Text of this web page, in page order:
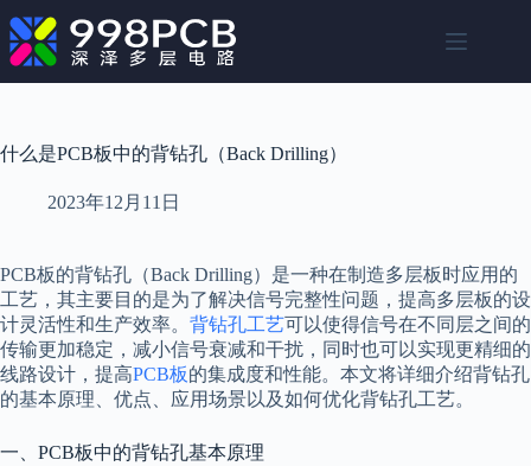
至
内
容
什么是PCB板中的背钻孔（Back Drilling）
2023年12月11日
PCB板的背钻孔（Back Drilling）是一种在制造多层板时应用的
工艺，其主要目的是为了解决信号完整性问题，提高多层板的设
计灵活性和生产效率。 背钻孔工艺可以使得信号在不同层之间的
传输更加稳定，减小信号衰减和干扰，同时也可以实现更精细的
线路设计，提高PCB板的集成度和性能。本文将详细介绍背钻孔
的基本原理、优点、应用场景以及如何优化背钻孔工艺。
一、PCB板中的背钻孔基本原理